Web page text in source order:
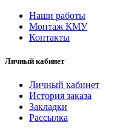
Наши работы
Монтаж КМУ
Контакты
Личный кабинет
Личный кабинет
История заказа
Закладки
Рассылка